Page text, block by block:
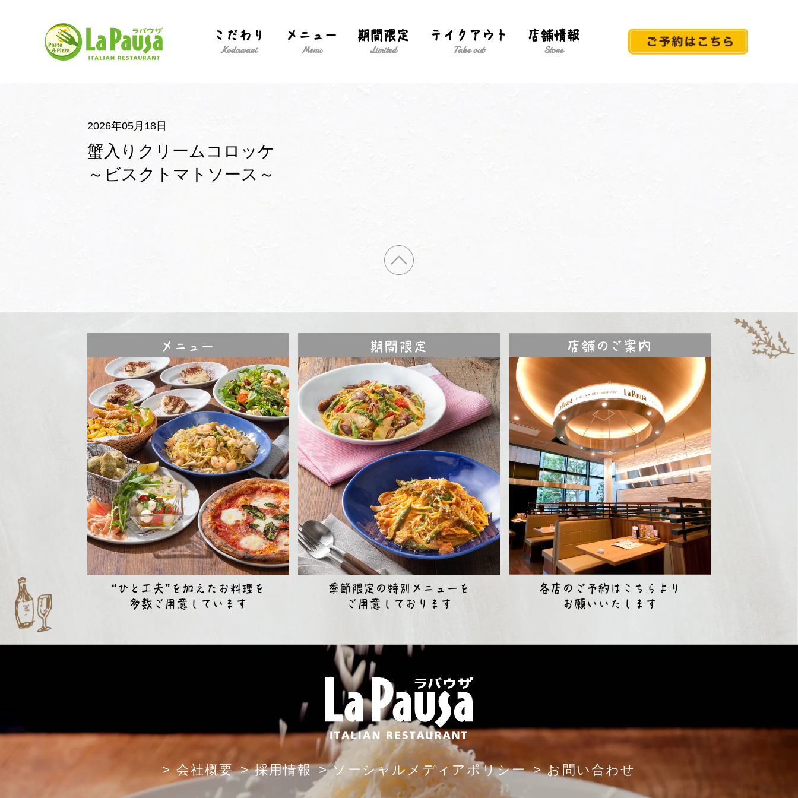
イ
タ
リ
ア
こだわり
Kodawari
メニュー
Menu
期間限定
Limited
テイクアウト
Take out
店舗情報
Store
2026年05月18日
蟹入りクリームコロッケ
～ビスクトマトソース～
“ひと工夫”を加えたお料理を
多数ご用意しています
季節限定の特別メニューを
ご用意しております
各店のご予約はこちらより
お願いいたします
TOP
ン
レ
ス
ト
ラ
ン
ラ・
ウ
> 会社概要 > 採用情報 > ソーシャルメディアポリシー > お問い合わせ